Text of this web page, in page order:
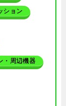
ション
・周辺機器